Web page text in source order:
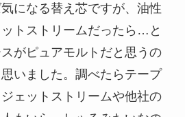
になる替え芯ですが、油性
トストリームだったら…と
がピュアモルトだと思うの
いました。調べたらテープ
ェットストリームや他社の